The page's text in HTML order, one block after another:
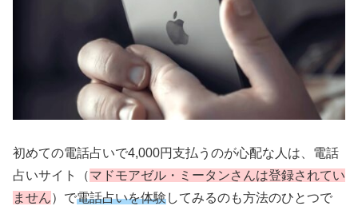
初めての電話占いで4,000円支払うのが心配な人は、電話
占いサイト（マドモアゼル・ミータンさんは登録されてい
ません）で電話占いを体験してみるのも方法のひとつで